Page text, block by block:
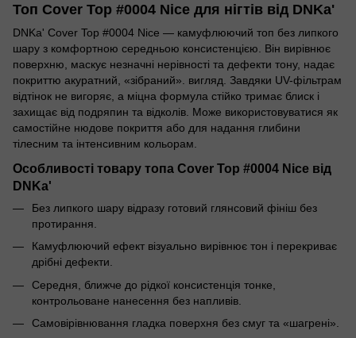
Топ Cover Top #0004 Nice для нігтів від DNKa'
DNKa' Cover Top #0004 Nice — камуфлюючий топ без липкого
шару з комфортною середньою консистенцією. Він вирівнює
поверхню, маскує незначні нерівності та дефекти тону, надає
покриттю акуратний, «зібраний». вигляд. Завдяки UV-фільтрам
відтінок не вигоряє, а міцна формула стійко тримає блиск і
захищає від подряпин та відколів. Може використовуватися як
самостійне нюдове покриття або для надання глибини
тілесним та інтенсивним кольорам.
Особливості товару топа Cover Top #0004 Nice від
DNKa'
Без липкого шару відразу готовий глянсовий фініш без
протирання.
Камуфлюючий ефект візуально вирівнює тон і перекриває
дрібні дефекти.
Середня, ближче до рідкої консистенція тонке,
контрольоване нанесення без напливів.
Самовірівнювання гладка поверхня без смуг та «шагрені».